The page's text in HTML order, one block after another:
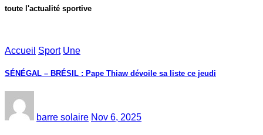
toute l'actualité sportive
Accueil Sport Une
SÉNÉGAL – BRÉSIL : Pape Thiaw dévoile sa liste ce jeudi
barre solaire Nov 6, 2025